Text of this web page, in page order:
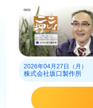
2026年04月27日（月）
株式会社坂口製作所